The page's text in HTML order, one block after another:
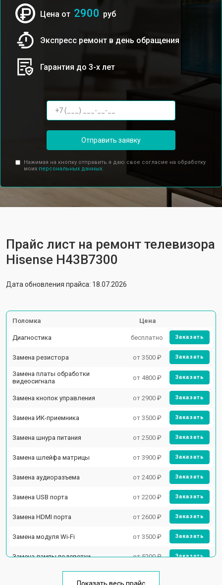
Цена от 2900 руб
Экспресс ремонт в день обращения
Гарантия до 3-х лет
Отправить заявку
Нажимая на кнопку отправить я даю свое согласие на обработку
моих персональных данных.
Прайс лист на ремонт телевизора
Hisense H43B7300
Дата обновления прайса: 18.07.2026
Поломка Цена
Диагностика бесплатно Заказать
Замена резистора от 3500 ₽ Заказать
Замена платы обработки
видеосигнала
от 4800 ₽ Заказать
Замена кнопок управления от 2900 ₽ Заказать
Замена ИК-приемника от 3500 ₽ Заказать
Замена шнура питания от 2500 ₽ Заказать
Замена шлейфа матрицы от 3900 ₽ Заказать
Замена аудиоразъема от 2400 ₽ Заказать
Замена USB порта от 2200 ₽ Заказать
Замена HDMI порта от 2600 ₽ Заказать
Замена модуля Wi-Fi от 3500 ₽ Заказать
Замена лампы подсветки от 5200 ₽ Заказать